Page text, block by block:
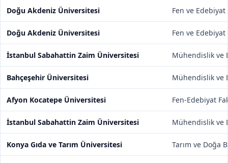
Doğu Akdeniz Üniversitesi Fen ve
Doğu Akdeniz Üniversitesi Fen ve
İstanbul Sabahattin Zaim Üniversitesi Mühendislik ve
Bahçeşehir Üniversitesi Mühendislik ve
Afyon Kocatepe Üniversitesi Fen-Edebiyat
İstanbul Sabahattin Zaim Üniversitesi Mühendislik ve
Konya Gıda ve Tarım Üniversitesi Tarım ve Doğa